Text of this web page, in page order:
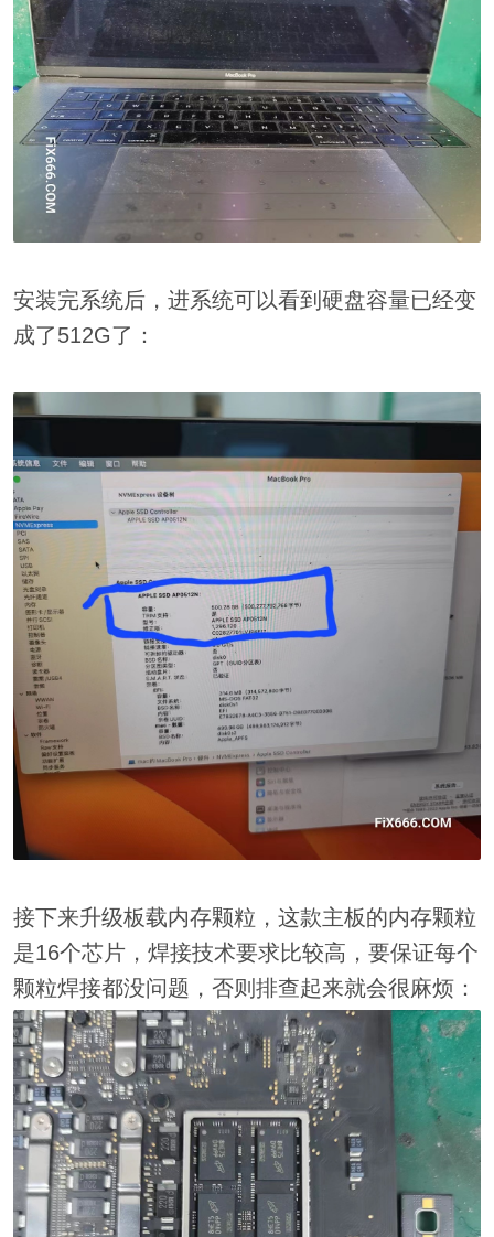
安装完系统后，进系统可以看到硬盘容量已经变
成了512G了：
接下来升级板载内存颗粒，这款主板的内存颗粒
是16个芯片，焊接技术要求比较高，要保证每个
颗粒焊接都没问题，否则排查起来就会很麻烦：